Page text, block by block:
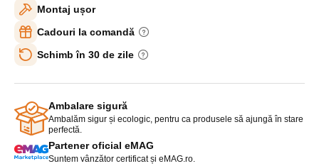
Montaj ușor
Cadouri la comandă
Schimb în 30 de zile
Ambalare sigură
Ambalăm sigur și ecologic, pentru ca produsele să ajungă în stare
perfectă.
Partener oficial eMAG
Suntem vânzător certificat și eMAG.ro.